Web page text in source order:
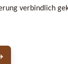
verbindlich